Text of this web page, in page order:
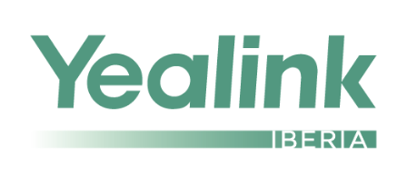
contenido